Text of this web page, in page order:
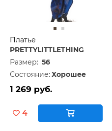
Платье
PRETTYLITTLETHING
Размер: 56
Состояние: Хорошее
1 269 руб.
4